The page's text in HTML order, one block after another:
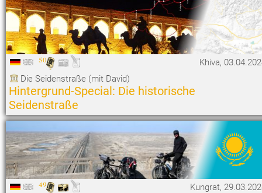
50
Khiva,
Die Seidenstraße (mit David)
Hintergrund-Special: Die historische
Seidenstraße
49
Kungrat,